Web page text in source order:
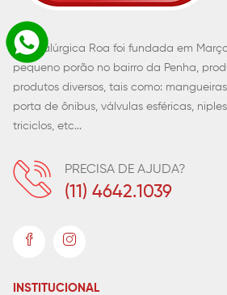
A Metalúrgica Roa foi fundada em
pequeno porão no bairro da Penha,
produtos diversos, tais como:
porta de ônibus, válvulas esféricas,
triciclos, etc...
PRECISA DE AJUDA?
(11) 4642.1039
INSTITUCIONAL